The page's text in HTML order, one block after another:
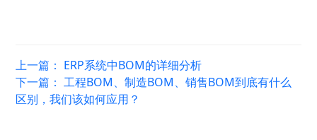
上一篇： ERP系统中BOM的详细分析
下一篇：工程BOM、制造BOM、销售BOM到底有什么
区别，我们该如何应用？